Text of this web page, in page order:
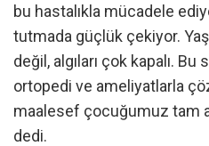
bu hastalıkla mücadele
tutmada güçlük çekiyor.
değil, algıları çok kapalı.
ortopedi ve ameliyatlarla
maalesef çocuğumuz tam
dedi.